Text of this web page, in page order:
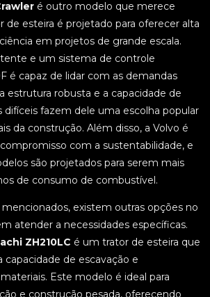
é outro modelo que merece
de esteira é projetado para oferecer alta
em projetos de grande escala.
e um sistema de controle
é capaz de lidar com as demandas
estrutura robusta e a capacidade de
difíceis fazem dele uma escolha popular
da construção. Além disso, a Volvo é
com a sustentabilidade, e
são projetados para serem mais
de consumo de combustível.
existem outras opções no
atender a necessidades específicas.
ZH210LC é um trator de esteira que
capacidade de escavação e
Este modelo é ideal para
e construção pesada, oferecendo